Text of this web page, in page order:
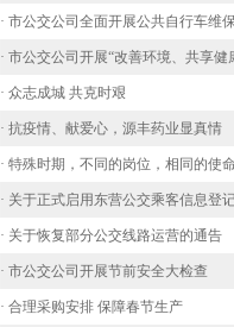
· 市公交公司全面开展公共自行车维
· 市公交公司开展“改善环境、共享健
· 众志成城 共克时艰
· 抗疫情、献爱心，源丰药业显真情
· 特殊时期，不同的岗位，相同的使
· 关于正式启用东营公交乘客信息登
· 关于恢复部分公交线路运营的通告
· 市公交公司开展节前安全大检查
· 合理采购安排 保障春节生产